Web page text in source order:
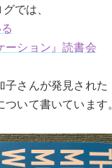
では、
ーション』読書会
さんが発見された
ついて書いています。